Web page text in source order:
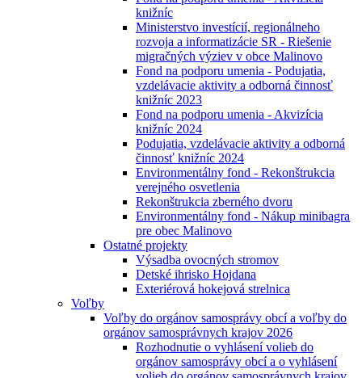
knižníc
Ministerstvo investícií, regionálneho
rozvoja a informatizácie SR - Riešenie
migračných výziev v obce Malinovo
Fond na podporu umenia - Podujatia,
vzdelávacie aktivity a odborná činnosť
knižníc 2023
Fond na podporu umenia - Akvizícia
knižníc 2024
Podujatia, vzdelávacie aktivity a odborná
činnosť knižníc 2024
Environmentálny fond - Rekonštrukcia
verejného osvetlenia
Rekonštrukcia zberného dvoru
Environmentálny fond - Nákup minibagra
pre obec Malinovo
Ostatné projekty
Výsadba ovocných stromov
Detské ihrisko Hojdana
Exteriérová hokejová strelnica
Voľby
Voľby do orgánov samosprávy obcí a voľby do
orgánov samosprávnych krajov 2026
Rozhodnutie o vyhlásení volieb do
orgánov samosprávy obcí a o vyhlásení